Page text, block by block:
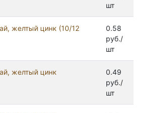
шт
желтый цинк (10/12
0.58
руб./
шт
желтый цинк
0.49
руб./
шт